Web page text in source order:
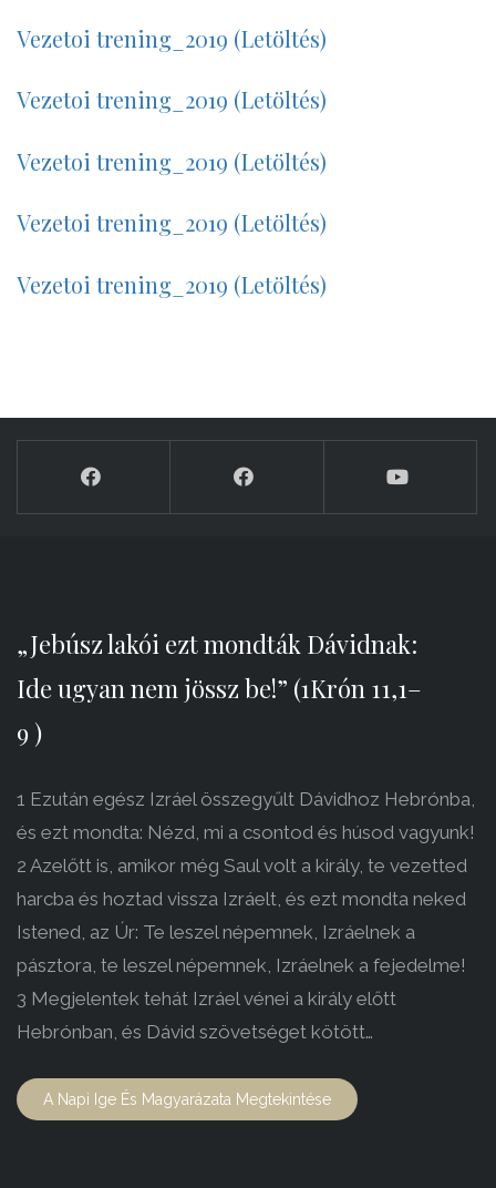
Vezetoi trening_2019 (Letöltés)
Vezetoi trening_2019 (Letöltés)
Vezetoi trening_2019 (Letöltés)
Vezetoi trening_2019 (Letöltés)
Vezetoi trening_2019 (Letöltés)
„Jebúsz lakói ezt mondták Dávidnak:
Ide ugyan nem jössz be!” (1Krón 11,1–
9 )
1 Ezután egész Izráel összegyűlt Dávidhoz Hebrónba,
és ezt mondta: Nézd, mi a csontod és húsod vagyunk!
2 Azelőtt is, amikor még Saul volt a király, te vezetted
harcba és hoztad vissza Izráelt, és ezt mondta neked
Istened, az Úr: Te leszel népemnek, Izráelnek a
pásztora, te leszel népemnek, Izráelnek a fejedelme!
3 Megjelentek tehát Izráel vénei a király előtt
Hebrónban, és Dávid szövetséget kötött…
A Napi Ige És Magyarázata Megtekintése